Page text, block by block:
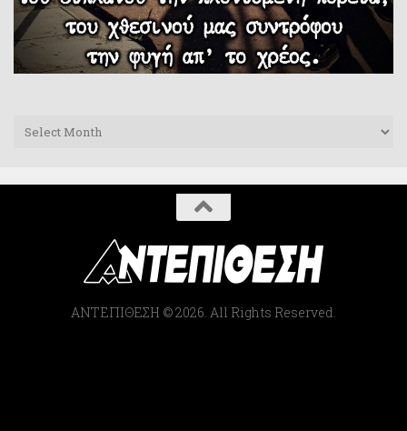
Archives
ΑΝΤΕΠΙΘΕΣΗ © 2026. All Rights Reserved.